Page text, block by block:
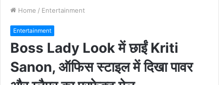
Home / Entertainment
Entertainment
Boss Lady Look में छाईं Kriti
Sanon, ऑफिस स्टाइल में दिखा पावर